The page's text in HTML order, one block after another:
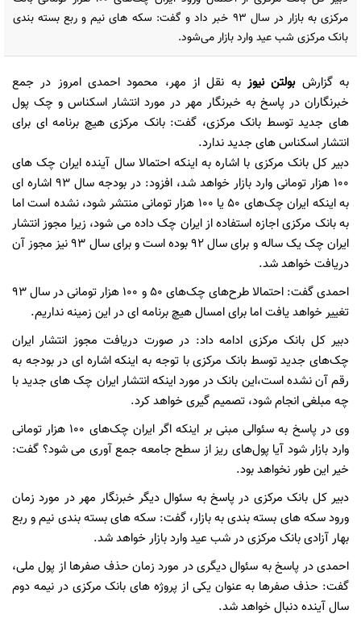
مرکزی به بازار در سال 93 خبر داد و گفت: سکه های نیم و ربع بسته بندی
بانک مرکزی شب عید وارد بازار می‌شود.
به گزارشبولتن نیوز به نقل از مهر، محمود احمدی امروز در جمع
خبرنگاران در پاسخ به خبرنگار مهر در مورد انتشار اسکناس و چک پول
های جدید توسط بانک مرکزی، گفت: بانک مرکزی هیچ برنامه ای برای
انتشار اسکناس های جدید ندارد.
دبیر کل بانک مرکزی با اشاره به اینکه احتمالا سال آینده ایران چک های
100 هزار تومانی وارد بازار خواهد شد، افزود: در بودجه سال 93 اشاره ای
به اینکه ایران چک‌های 50 یا 100 هزار تومانی منتشر شود، نشده است
اما
به بانک مرکزی اجازه استفاده از ایران چک داده می شود، زیرا مجوز انتشار
ایران چک یک ساله و برای سال 92 بوده است و برای سال 93 نیز مجوز آن
دریافت خواهد شد.
احمدی گفت: احتمالا طرح‌های چک‌های 50 و 100 هزار تومانی در سال 93
تغییر خواهد یافت اما برای امسال هیچ برنامه ای در این زمینه نداریم.
دبیر کل بانک مرکزی ادامه داد: در صورت دریافت مجوز انتشار ایران
چک‌های جدید توسط بانک مرکزی با توجه به اینکه اشاره ای در بودجه به
رقم آن نشده است،این بانک در مورد اینکه انتشار ایران چک های جدید با
چه مبلغی انجام شود، تصمیم گیری خواهد کرد.
وی در پاسخ به سئوالی مبنی بر اینکه اگر ایران چک‌های 100 هزار تومانی
وارد بازار شود آیا پول‌های ریز از سطح جامعه جمع آوری می شود؟ گفت:
خیر این طور نخواهد بود.
دبیر کل بانک مرکزی در پاسخ به سئوال دیگر خبرنگار مهر در مورد زمان
ورود سکه های بسته بندی به بازار، گفت: سکه های بسته بندی نیم و ربع
بهار آزادی بانک مرکزی در شب عید وارد بازار خواهد شد.
احمدی در پاسخ به سئوال دیگری در مورد زمان حذف صفرها از پول ملی،
گفت: حذف صفرها به عنوان یکی از پروژه های بانک مرکزی در نیمه دوم
سال آینده دنبال خواهد شد.